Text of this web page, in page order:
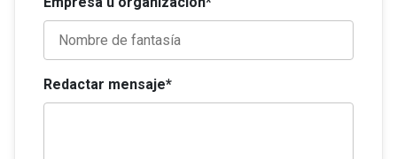
Redactar mensaje*